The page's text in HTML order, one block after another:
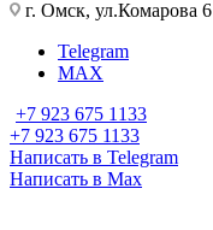
г. Омск, ул.Комарова 6
Telegram
MAX
+7 923 675 1133
+7 923 675 1133
Написать в Telegram
Написать в Max